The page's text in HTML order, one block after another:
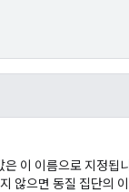
은 이 이름으로 지정됩니
않으면 동질 집단의 이